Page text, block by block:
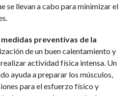
se llevan a cabo para minimizar el
medidas preventivas de la
de un buen calentamiento y
actividad física intensa. Un
ayuda a preparar los músculos,
para el esfuerzo físico y